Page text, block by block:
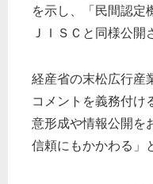
を示し、「民間認定
ＪＩＳＣと同様公開
経産省の末松広行産
コメントを義務付け
意形成や情報公開を
信頼にもかかわる」